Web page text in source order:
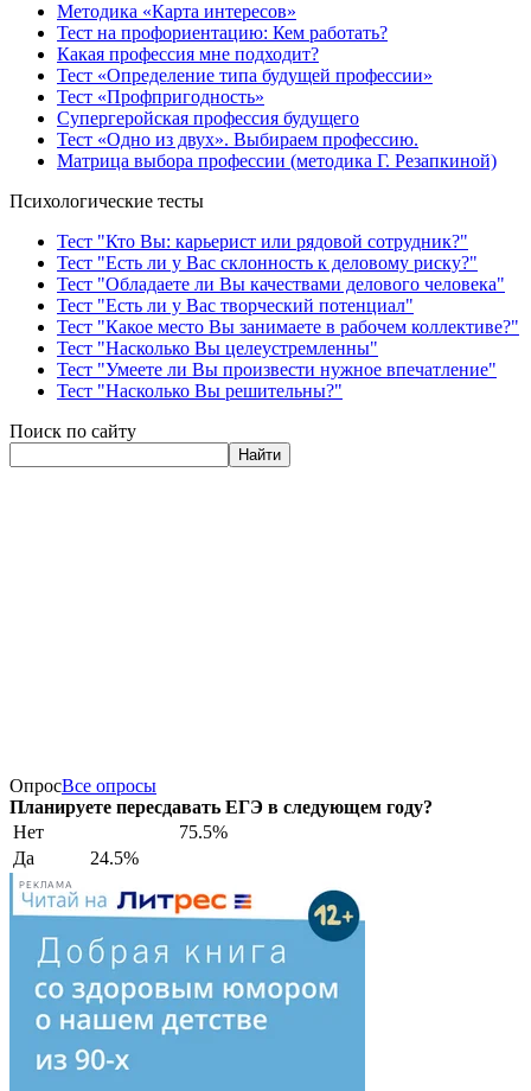
Методика «Карта интересов»
Тест на профориентацию: Кем работать?
Какая профессия мне подходит?
Тест «Определение типа будущей профессии»
Тест «Профпригодность»
Супергеройская профессия будущего
Тест «Одно из двух». Выбираем профессию.
Матрица выбора профессии (методика Г. Резапкиной)
Психологические тесты
Тест "Кто Вы: карьерист или рядовой сотрудник?"
Тест "Есть ли у Вас склонность к деловому риску?"
Тест "Обладаете ли Вы качествами делового человека"
Тест "Есть ли у Вас творческий потенциал"
Тест "Какое место Вы занимаете в рабочем коллективе?"
Тест "Насколько Вы целеустремленны"
Тест "Умеете ли Вы произвести нужное впечатление"
Тест "Насколько Вы решительны?"
Поиск по сайту
Найти
ОпросВсе опросы
Планируете пересдавать ЕГЭ в следующем году?
Нет
75.5%
Да
24.5%
РЕКЛАМА